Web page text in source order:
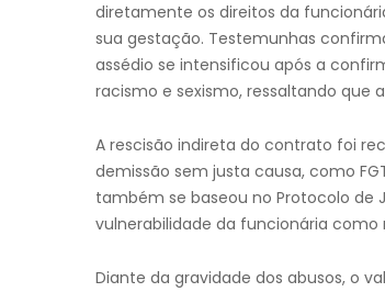
diretamente os direitos da
sua gestação. Testemunhas
assédio se intensificou após a
racismo e sexismo, ressaltando que
A rescisão indireta do contrato foi
demissão sem justa causa, como
também se baseou no Protocolo de
vulnerabilidade da funcionária
Diante da gravidade dos abusos, o